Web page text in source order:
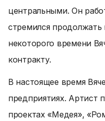
центральными. Он
стремился продолжать
некоторого времени
контракту.
В настоящее время
предприятиях. Артист
проектах «Медея»,